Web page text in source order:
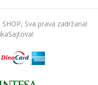
Sva prava zadržana!